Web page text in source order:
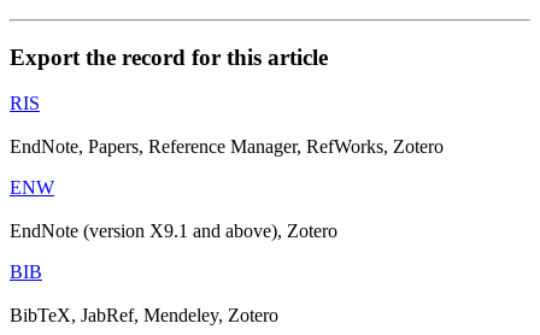
Export the record for this article
RIS
EndNote, Papers, Reference Manager, RefWorks, Zotero
ENW
EndNote (version X9.1 and above), Zotero
BIB
BibTeX, JabRef, Mendeley, Zotero